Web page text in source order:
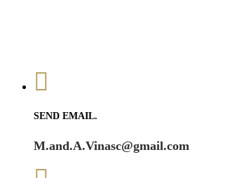
SEND EMAIL.
M.and.A.Vinasc@gmail.com